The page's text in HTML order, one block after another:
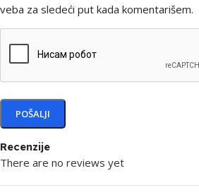
Recenzije
There are no reviews yet
veba za sledeći put kada komentarišem.